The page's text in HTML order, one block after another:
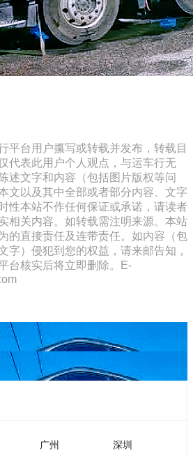
平台用户攥写或转载并发布，转载目
代表此用户个人观点，与运车行无
述文字和内容（包括图片版权等问
文以及其中全部或者部分内容、文字
性本站不作任何保证或承诺，请读者
相关内容。如转载需注明来源。本站
的直接责任及连带责任。如内容（包
字）侵犯到您的权益，请来邮告知，
台核实后将立即删除。E-
广州
深圳